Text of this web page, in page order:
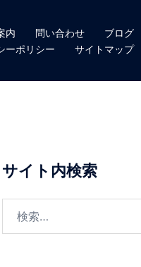
内 問い合わせ
ブログ
ーポリシー
サイトマップ
サイト内検索